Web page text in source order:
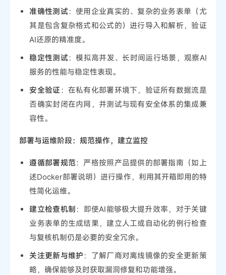
准确性测试：使用企业真实的、复杂的业务表单（尤
其是包含复杂格式和公式的）进行导入和解析，验证
AI还原的精准度。
稳定性测试：模拟高并发、长时间运行场景，观察AI
服务的性能与稳定性表现。
安全验证 ：在私有化部署环境下，验证所有数据流是
否确实封闭在内网，并测试与现有安全体系的集成兼
容性。
部署与运维阶段：规范操作，建立监控
遵循部署规范：严格按照产品提供的部署指南（如上
述Docker部署说明）进行操作，利用其开箱即用的特
性简化运维。
建立检查机制 ：即使AI能够极大提升效率，对于关键
业务表单的生成结果，建立人工或自动化的例行检查
与复核机制仍是必要的安全冗余。
关注更新与维护 ：了解厂商对离线镜像的安全更新策
略，确保能够及时获取漏洞修复和功能增强。